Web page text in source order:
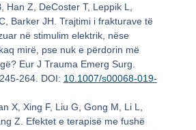
Han Z, DeCoster T, Leppik L,
Barker JH. Trajtimi i frakturave të
në stimulim elektrik, nëse
mirë, pse nuk e përdorin më
Eur J Trauma Emerg Surg.
264. DOI: 10.1007/s00068-019-
X, Xing F, Liu G, Gong M, Li L,
Z. Efektet e terapisë me fushë